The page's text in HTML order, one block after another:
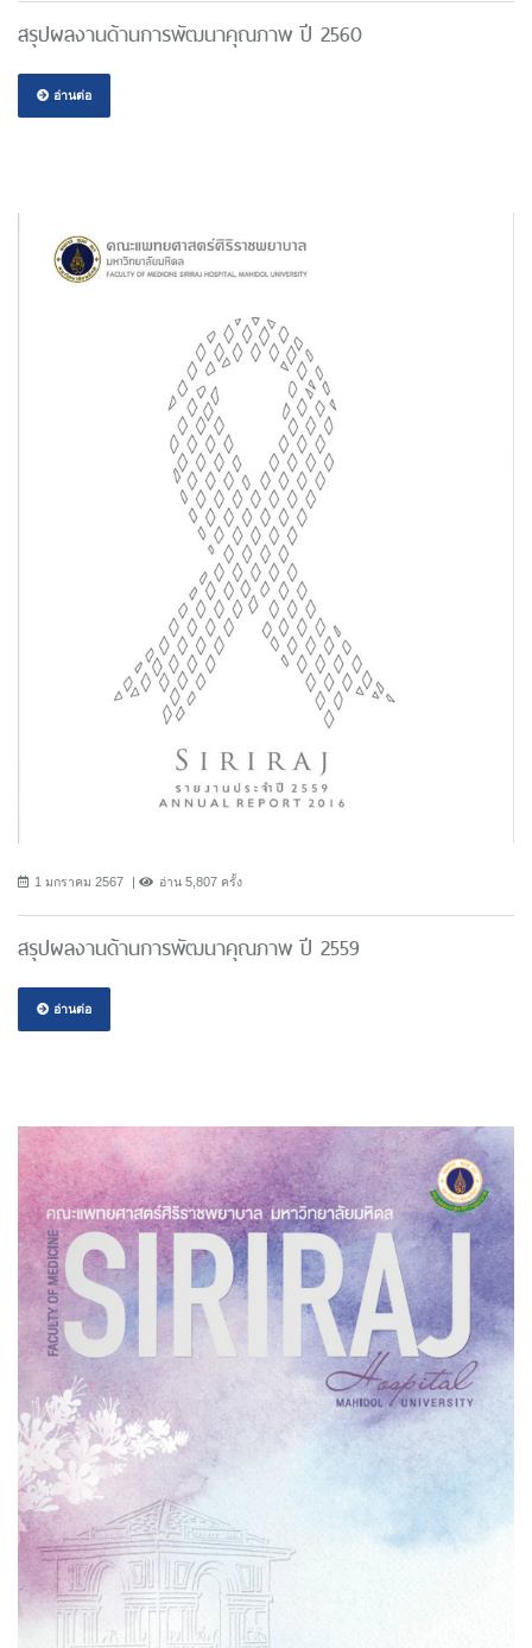
สรุปผลงานด้านการพัฒนาคุณภาพ ปี 2560
อ่านต่อ
1 มกราคม 2567 อ่าน 5,807 ครั้ง
สรุปผลงานด้านการพัฒนาคุณภาพ ปี 2559
อ่านต่อ